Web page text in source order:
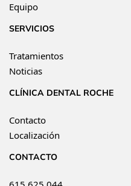
Equipo
SERVICIOS
Tratamientos
Noticias
CLÍNICA DENTAL ROCHE
Contacto
Localización
CONTACTO